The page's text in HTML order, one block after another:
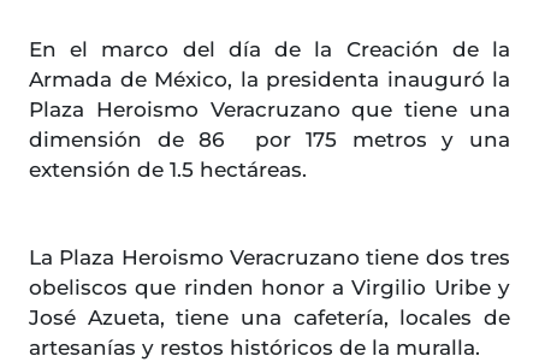
En el marco del día de la Creación de la
Armada de México, la presidenta inauguró la
Plaza Heroismo Veracruzano que tiene una
dimensión de 86 por 175 metros y una
extensión de 1.5 hectáreas.
La Plaza Heroismo Veracruzano tiene dos tres
obeliscos que rinden honor a Virgilio Uribe y
José Azueta, tiene una cafetería, locales de
artesanías y restos históricos de la muralla.